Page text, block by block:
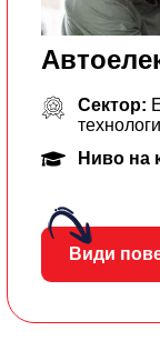
Сектор:
Ниво на
Види